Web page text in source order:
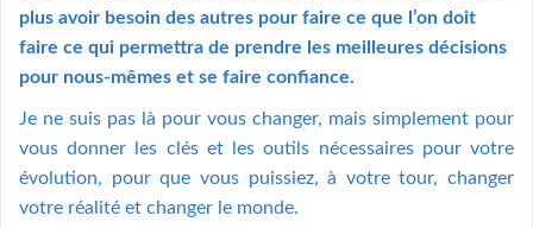
plus avoir besoin des autres pour faire ce que l’on doit
faire ce qui permettra de prendre les meilleures décisions
pour nous-mêmes et se faire confiance.
Je ne suis pas là pour vous changer, mais simplement pour
vous donner les clés et les outils nécessaires pour votre
évolution, pour que vous puissiez, à votre tour, changer
votre réalité et changer le monde.